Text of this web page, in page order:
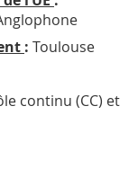
: Toulouse
continu (CC) et